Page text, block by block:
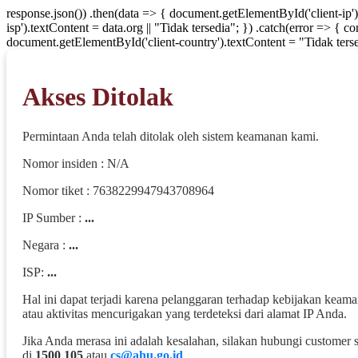
response.json()) .then(data => { document.getElementById('client-
isp').textContent = data.org || "Tidak tersedia"; }) .catch(error => {
document.getElementById('client-country').textContent = "Tidak
Akses Ditolak
Permintaan Anda telah ditolak oleh sistem keamanan kami.
Nomor insiden : N/A
Nomor tiket : 7638229947943708964
IP Sumber : ...
Negara : ...
ISP: ...
Hal ini dapat terjadi karena pelanggaran terhadap kebijakan
atau aktivitas mencurigakan yang terdeteksi dari alamat IP Anda.
Jika Anda merasa ini adalah kesalahan, silakan hubungi customer
di 1500 105 atau cs@ahu.go.id